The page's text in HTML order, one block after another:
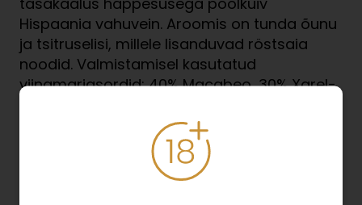
Hispaania vahuvein. Aroomis on tunda õunu
ja tsitruselisi, millele lisanduvad röstsaia
noodid. Valmistamisel kasutatud
viinamarjasordid: 40% Macabeo, 30% Xarel-
Hele õlgkollane.
11 % vol.